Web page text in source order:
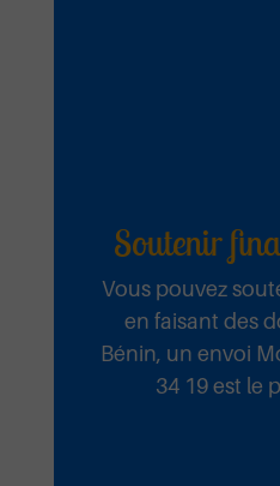
Soutenir
Vous pouvez
en faisant des
Bénin, un envoi
34 19 est le